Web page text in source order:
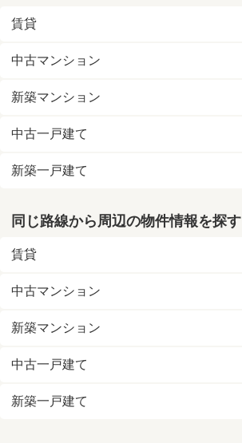
賃貸
中古マンション
新築マンション
中古一戸建て
新築一戸建て
同じ路線から周辺の物件情報を探す
賃貸
中古マンション
新築マンション
中古一戸建て
新築一戸建て